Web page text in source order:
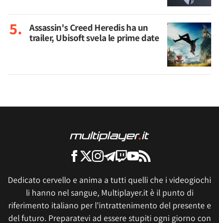
Assassin's Creed Heredis ha un
trailer, Ubisoft svela le prime date
Dedicato cervello e anima a tutti quelli che i videogiochi
li hanno nel sangue, Multiplayer.it è il punto di
riferimento italiano per l'intrattenimento del presente e
del futuro. Preparatevi ad essere stupiti ogni giorno con